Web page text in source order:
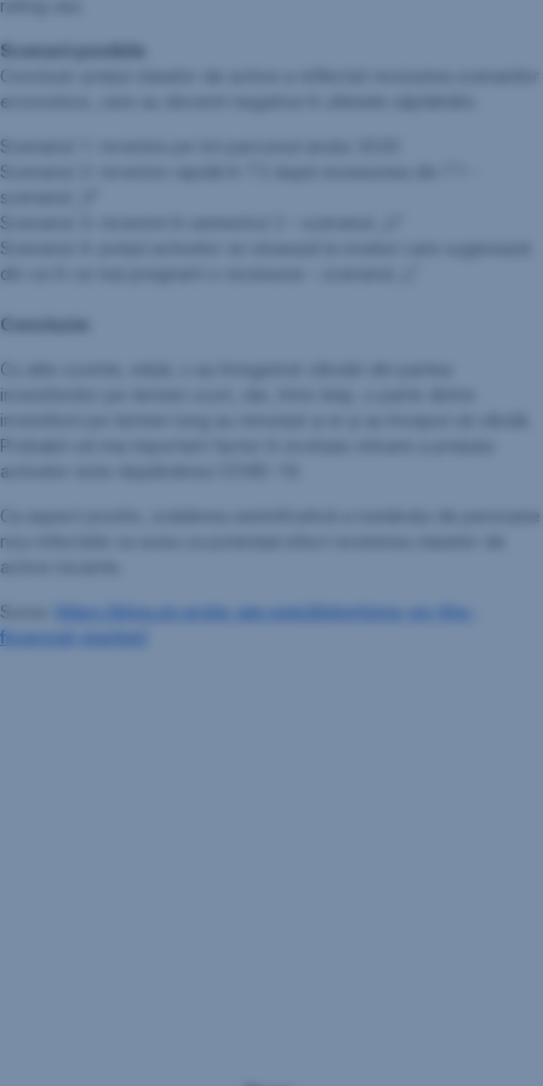
rating-ului.
Scenarii posibile
Concluzii: prețul claselor de active a reflectat revizuirea scenariilor
economice, care au devenit negative în ultimele săptămâni.
Scenariul 1: revenire pe tot parcursul anului 2020
Scenariul 2: revenire rapidă în T2 după recesiunea din T1 -
scenariul „V”
Scenariul 3: revenire în semestrul 2 – scenariul „U”
Scenariul 4: prețul activelor se situează la niveluri care sugerează
din ce în ce mai pregnant o recesiune – scenariul „L”
Concluzie:
Cu alte cuvinte, inițial, s-au înregistrat vânzări din partea
investitorilor pe termen scurt, dar, între timp, o parte dintre
investitorii pe termen lung au renunțat și ei și au început să vândă.
Probabil cel mai important factor în evoluția viitoare a prețului
activelor este răspândirea COVID-19.
Ca aspect pozitiv, scăderea semnificativă a numărului de persoane
nou-infectate va avea ca potențial efect revenirea claselor de
active riscante.
Sursa:
https://blog.en.erste-am.com/distortions-on-the-
financial-market/